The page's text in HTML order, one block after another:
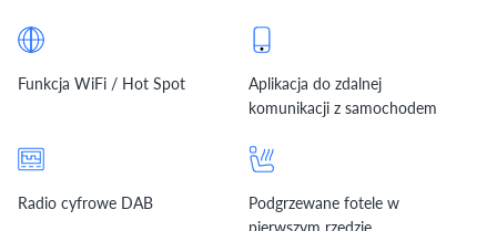
Funkcja WiFi / Hot Spot
Aplikacja do zdalnej
komunikacji z samochodem
Radio cyfrowe DAB
Podgrzewane fotele w
pierwszym rzędzie